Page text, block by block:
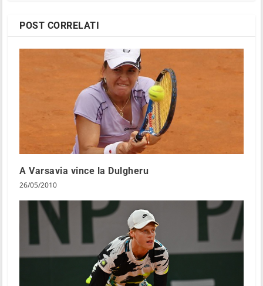
POST CORRELATI
A Varsavia vince la Dulgheru
26/05/2010